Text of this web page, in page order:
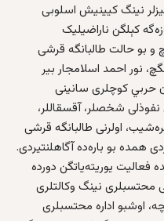
نینگ کيینیش اسلوبی
کېلگن ناراضیلیک
و بو حالت طالبانگه قرشی
نور احمد اسلامجار بیر
حربي کوچلری سانینی
شخصلر، آقسقاللر،
اولرنی طالبانگه قرشی
همده‌ بو باره‌ده آگاهلنتیردی.
فعالیت یوریته‌یاتگن دورده
محتسبلری نینگ وکالتلری
اوشبو اداره‌ محتسبلری